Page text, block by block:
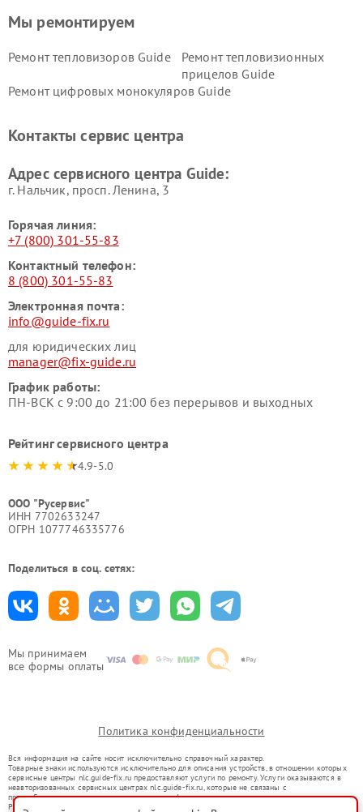
Мы принимаем
все формы оплаты
Мы ремонтируем
Ремонт тепловизоров Guide
Ремонт тепловизионных
прицелов Guide
Ремонт цифровых монокуляров Guide
Контакты сервис центра
Адрес сервисного центра Guide:
г. Нальчик, просп. Ленина, 3
Горячая линия:
+7 (800) 301-55-83
Контактный телефон:
8 (800) 301-55-83
Электронная почта:
info@guide-fix.ru
для юридических лиц
manager@fix-guide.ru
График работы:
ПН-ВСК с 9:00 до 21:00 без перерывов и выходных
Рейтинг сервисного центра
4.9-5.0
ООО "Русервис"
ИНН 7702633247
ОГРН 1077746335776
Поделиться в соц. сетях:
Политика конфиденциальности
Вся информация на сайте носит исключительно справочный характер.
Товарные знаки используются исключительно для описания устройств, в отношении которых
сервисные центры nlc.guide-fix.ru предоставляют услуги по ремонту. Услуги оказываются в
неавторизованных сервисных центрах nlc.guide-fix.ru, которые не связаны с
правообладателями товарных знаков или их официальными представителями.
Ремонт осуществляется для устройств, уже введенных в гражданский оборот в соответствии